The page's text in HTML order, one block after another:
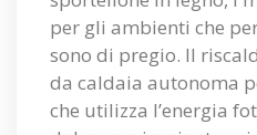
per gli ambienti che
sono di pregio. Il
da caldaia autonoma
che utilizza l’energia